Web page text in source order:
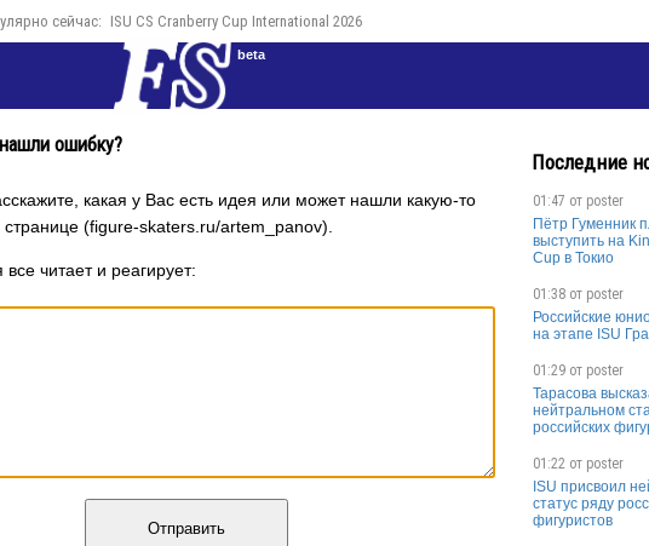
сейчас: ISU CS Cranberry Cup International 2026
beta
ошибку?
какая у Вас есть идея или может нашли какую-то
странице (figure-skaters.ru/artem_panov).
читает и реагирует:
Отправить
Последние
01:47 от poster
Пётр Гуменник
выступить на
Cup в Токио
01:38 от poster
Российские
на этапе ISU
01:29 от poster
Тарасова
нейтральном
российских
01:22 от poster
ISU присвоил
статус ряду
фигуристов